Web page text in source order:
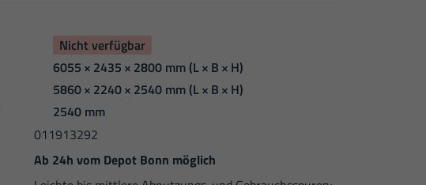
Nicht verfügbar
6055 × 2435 × 2800 mm(L × B × H)
5860 × 2240 × 2540 mm(L × B × H)
2540 mm
011913292
Ab 24h vom Depot Bonn möglich